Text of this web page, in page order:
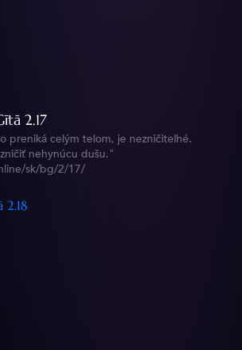
2.17
preniká celým telom, je nezničiteľné.
nehynúcu dušu."
sk/bg/2/17/